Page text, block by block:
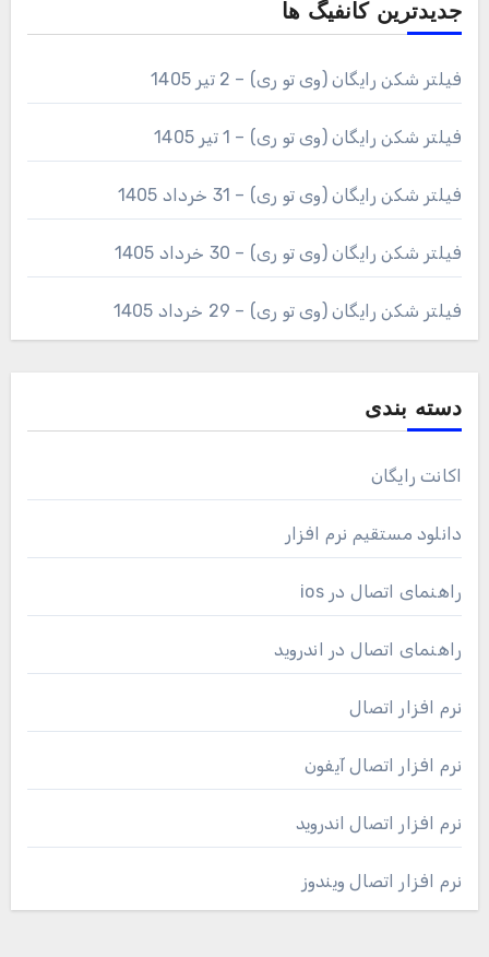
جدیدترین کانفیگ ها
فیلتر شکن رایگان (وی تو ری) – 2 تیر 1405
فیلتر شکن رایگان (وی تو ری) – 1 تیر 1405
فیلتر شکن رایگان (وی تو ری) – 31 خرداد 1405
فیلتر شکن رایگان (وی تو ری) – 30 خرداد 1405
فیلتر شکن رایگان (وی تو ری) – 29 خرداد 1405
دسته بندی
اکانت رایگان
دانلود مستقیم نرم افزار
راهنمای اتصال در ios
راهنمای اتصال در اندروید
نرم افزار اتصال
نرم افزار اتصال آیفون
نرم افزار اتصال اندروید
نرم افزار اتصال ویندوز